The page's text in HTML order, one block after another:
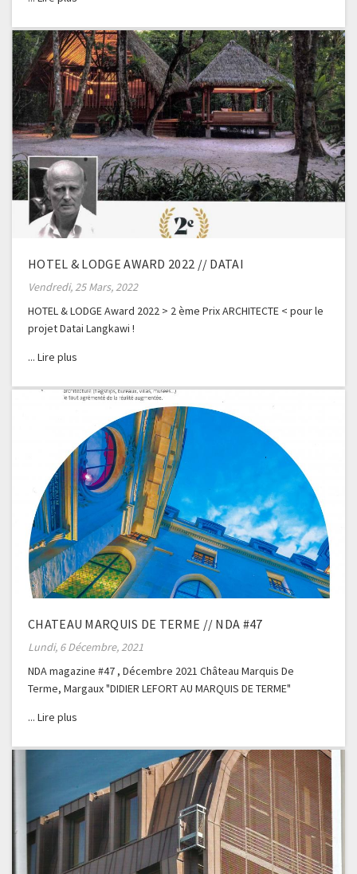
HOTEL & LODGE AWARD 2022 // DATAI
Vendredi, 25 Mars, 2022
HOTEL & LODGE Award 2022 > 2 ème Prix ARCHITECTE < pour le
projet Datai Langkawi !
CHATEAU MARQUIS DE TERME // NDA #47
Lundi, 6 Décembre, 2021
NDA magazine #47 , Décembre 2021 Château Marquis De
Terme, Margaux "DIDIER LEFORT AU MARQUIS DE TERME"